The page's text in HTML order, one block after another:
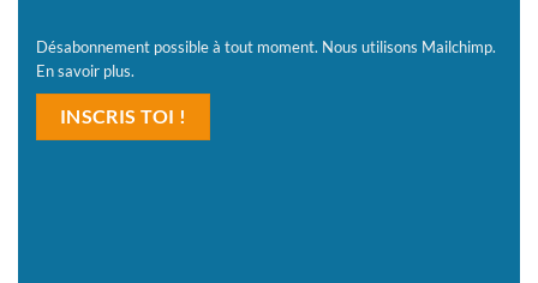
Désabonnement possible à tout moment. Nous utilisons Mailchimp.
En savoir plus.